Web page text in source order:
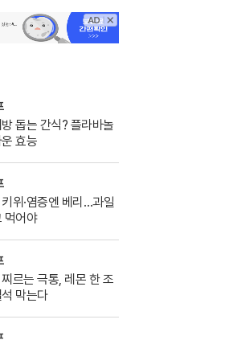
돕는 간식? 플라바놀
효능
위·염증엔 베리…과일
먹어야
르는 극통, 레몬 한 조
막는다